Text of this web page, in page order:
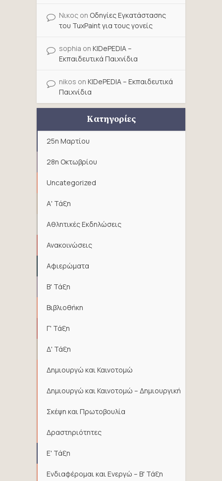
Νικος on Οδηγίες Εγκατάστασης
του TuxPaint για τους γονείς
sophia on KIDePEDIA –
Εκπαιδευτικά Παιχνίδια
nikos on KIDePEDIA – Εκπαιδευτικά
Παιχνίδια
Κατηγορίες
25η Μαρτίου
28η Οκτωβρίου
Uncategorized
Α' Τάξη
Αθλητικές Εκδηλώσεις
Ανακοινώσεις
Αφιερώματα
Β' Τάξη
Βιβλιοθήκη
Γ' Τάξη
Δ' Τάξη
Δημιουργώ και Καινοτομώ
Δημιουργώ και Καινοτομώ – Δημιουργική
Σκέψη και Πρωτοβουλία
Δραστηριότητες
Ε' Τάξη
Ενδιαφέρομαι και Ενεργώ – Β' Τάξη